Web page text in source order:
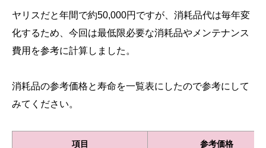
ヤリスだと年間で約50,000円ですが、消耗品代は毎年変
化するため、今回は最低限必要な消耗品やメンテナンス
費用を参考に計算しました。
消耗品の参考価格と寿命を一覧表にしたので参考にして
みてください。
項目 参考価格